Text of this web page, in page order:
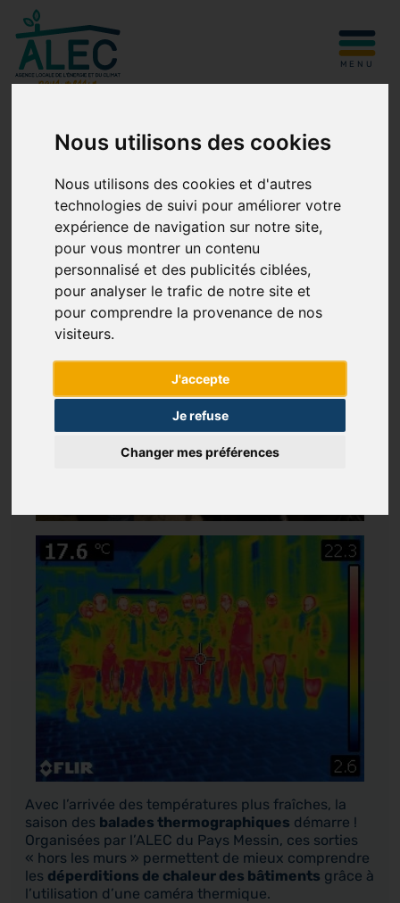
Nous utilisons des cookies
Nous utilisons des cookies et d'autres
technologies de suivi pour améliorer votre
expérience de navigation sur notre site,
pour vous montrer un contenu
personnalisé et des publicités ciblées,
pour analyser le trafic de notre site et
pour comprendre la provenance de nos
visiteurs.
J'accepte
Je refuse
Changer mes préférences
Skip to content
MENU
saison des balades thermographiques !
TOP DÉPART POUR LA SAISON
DES BALADES
THERMOGRAPHIQUES !
Avec l’arrivée des températures plus fraîches, la
saison des balades thermographiques démarre !
Organisées par l’ALEC du Pays Messin, ces sorties
« hors les murs » permettent de mieux comprendre
les déperditions de chaleur des bâtiments grâce à
l’utilisation d’une caméra thermique.